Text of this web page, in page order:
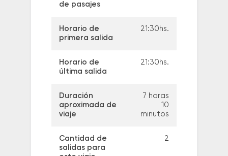
de pasajes
Horario de
primera salida
21:30hs.
Horario de
última salida
21:30hs.
Duración
aproximada de
viaje
7 horas
10
minutos
Cantidad de
salidas para
2